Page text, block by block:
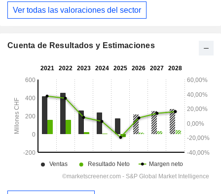
Ver todas las valoraciones del sector
Cuenta de Resultados y Estimaciones